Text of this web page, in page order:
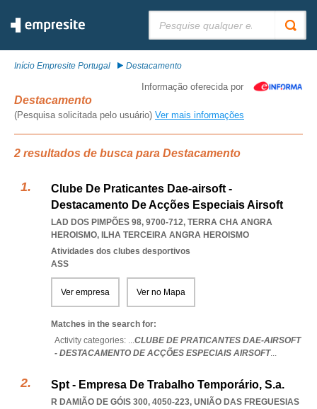
Início Empresite Portugal Destacamento
Informação oferecida por
Destacamento
(Pesquisa solicitada pelo usuário) Ver mais informações
2 resultados de busca para Destacamento
Clube De Praticantes Dae-airsoft -
Destacamento De Acções Especiais Airsoft
LAD DOS PIMPÕES 98, 9700-712, TERRA CHA ANGRA
HEROISMO, ILHA TERCEIRA ANGRA HEROISMO
Atividades dos clubes desportivos
ASS
Ver empresa Ver no Mapa
Matches in the search for:
Activity categories: ...CLUBE DE PRATICANTES DAE-AIRSOFT
- DESTACAMENTO DE ACÇÕES ESPECIAIS AIRSOFT...
Spt - Empresa De Trabalho Temporário, S.a.
R DAMIÃO DE GÓIS 300, 4050-223, UNIÃO DAS FREGUESIAS